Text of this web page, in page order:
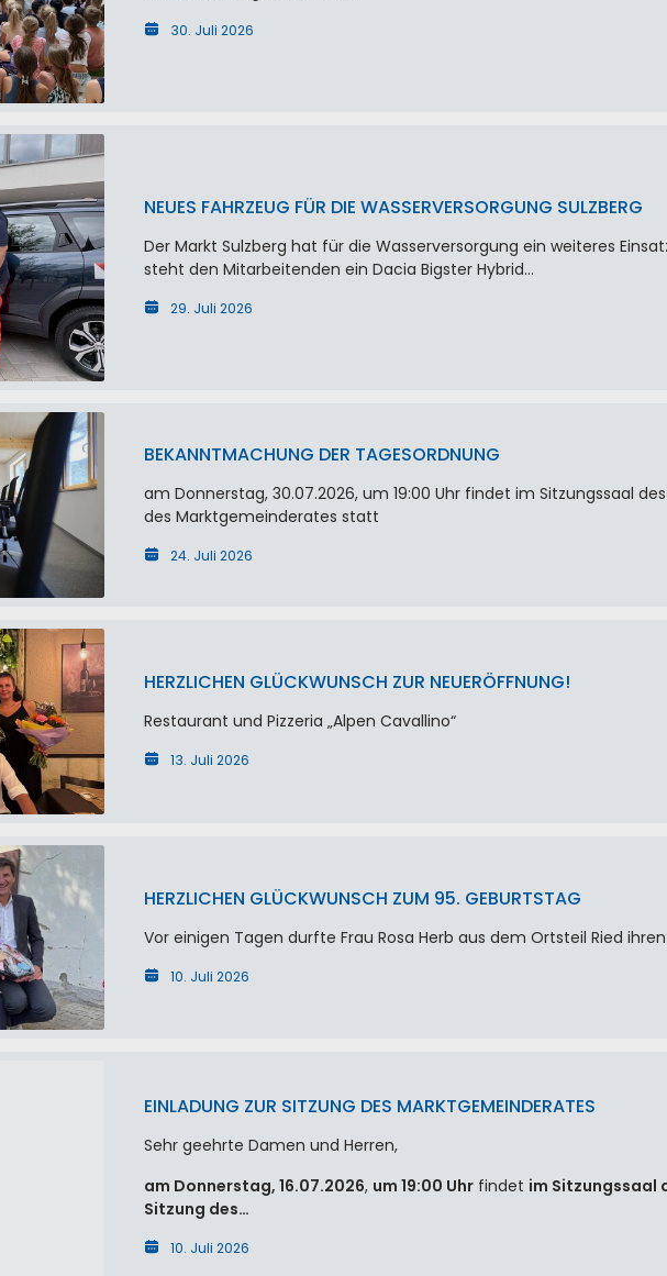
30. Juli 2026
NEUES FAHRZEUG FÜR DIE WASSERVERSORGUNG SULZBERG
Der Markt Sulzberg hat für die Wasserversorgung ein weiteres
steht den Mitarbeitenden ein Dacia Bigster Hybrid…
29. Juli 2026
BEKANNTMACHUNG DER TAGESORDNUNG
am Donnerstag, 30.07.2026, um 19:00 Uhr findet im Sitzungssaal
des Marktgemeinderates statt
24. Juli 2026
HERZLICHEN GLÜCKWUNSCH ZUR NEUERÖFFNUNG!
Restaurant und Pizzeria „Alpen Cavallino“
13. Juli 2026
HERZLICHEN GLÜCKWUNSCH ZUM 95. GEBURTSTAG
Vor einigen Tagen durfte Frau Rosa Herb aus dem Ortsteil Ried
10. Juli 2026
EINLADUNG ZUR SITZUNG DES MARKTGEMEINDERATES
Sehr geehrte Damen und Herren,
am Donnerstag, 16.07.2026, um 19:00 Uhr findet im Sitzungssaal
Sitzung des…
10. Juli 2026